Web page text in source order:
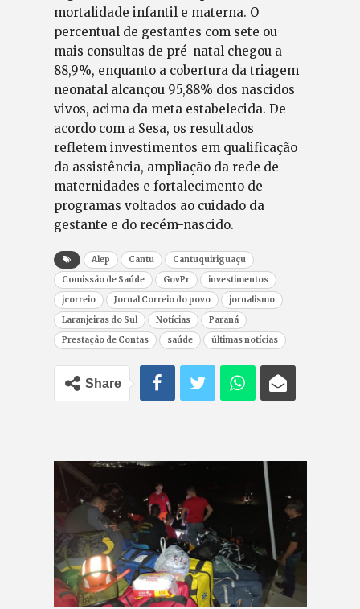
mortalidade infantil e materna. O
percentual de gestantes com sete ou
mais consultas de pré-natal chegou a
88,9%, enquanto a cobertura da triagem
neonatal alcançou 95,88% dos nascidos
vivos, acima da meta estabelecida. De
acordo com a Sesa, os resultados
refletem investimentos em qualificação
da assistência, ampliação da rede de
maternidades e fortalecimento de
programas voltados ao cuidado da
gestante e do recém-nascido.
Alep Cantu
Cantuquiriguaçu
Comissão de Saúde
GovPr
investimentos
jcorreio
Jornal Correio do povo
jornalismo
Laranjeiras do Sul
Notícias
Paraná
Prestação de Contas
saúde últimas notícias
Share